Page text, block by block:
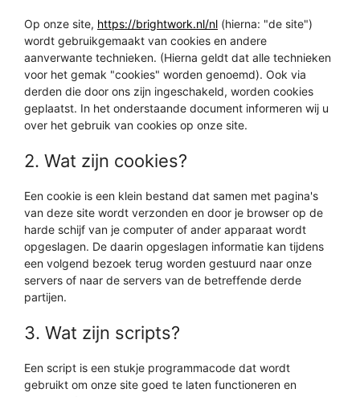
Op onze site, https://brightwork.nl/nl (hierna: "de site")
wordt gebruikgemaakt van cookies en andere
aanverwante technieken. (Hierna geldt dat alle technieken
voor het gemak "cookies" worden genoemd). Ook via
derden die door ons zijn ingeschakeld, worden cookies
geplaatst. In het onderstaande document informeren wij u
over het gebruik van cookies op onze site.
2. Wat zijn cookies?
Een cookie is een klein bestand dat samen met pagina's
van deze site wordt verzonden en door je browser op de
harde schijf van je computer of ander apparaat wordt
opgeslagen. De daarin opgeslagen informatie kan tijdens
een volgend bezoek terug worden gestuurd naar onze
servers of naar de servers van de betreffende derde
partijen.
3. Wat zijn scripts?
Een script is een stukje programmacode dat wordt
gebruikt om onze site goed te laten functioneren en